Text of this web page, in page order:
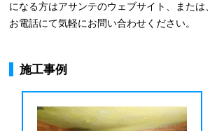
になる方はアサンテのウェブサイト、または、
お電話にて気軽にお問い合わせください。
施工事例